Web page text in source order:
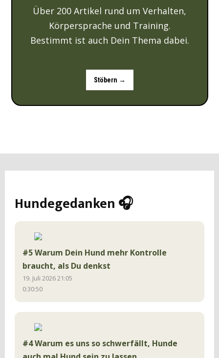
Über 200 Artikel rund um Verhalten,
Körpersprache und Training.
Bestimmt ist auch Dein Thema dabei.
Stöbern →
Hundegedanken 🎧
19. Juli 2026 21:05
#5 Warum Dein Hund mehr Kontrolle
braucht, als Du denkst
0:30:50
#4 Warum es uns so schwerfällt, Hunde